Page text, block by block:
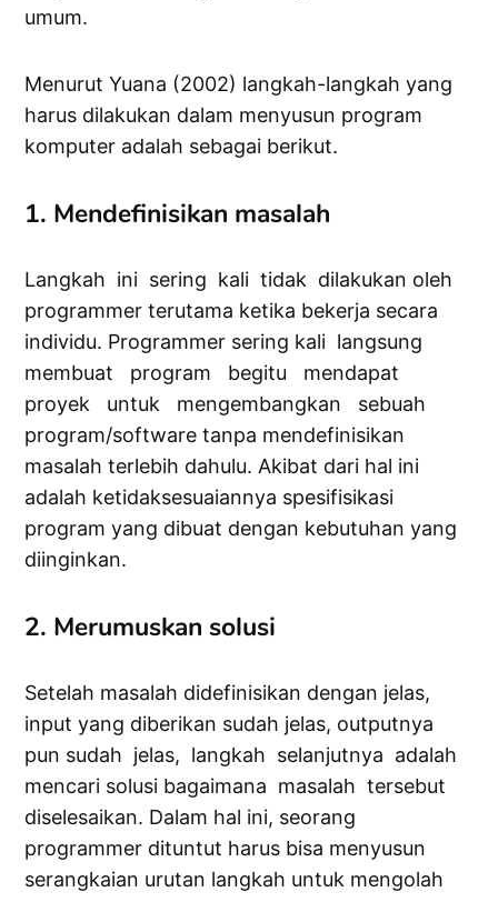
umum.
Menurut Yuana (2002) langkah-langkah yang
harus dilakukan dalam menyusun program
komputer adalah sebagai berikut.
1. Mendefinisikan masalah
Langkah ini sering kali tidak dilakukan oleh
programmer terutama ketika bekerja secara
individu. Programmer sering kali langsung
membuat program begitu mendapat
proyek untuk mengembangkan sebuah
program/software tanpa mendefinisikan
masalah terlebih dahulu. Akibat dari hal ini
adalah ketidaksesuaiannya spesifisikasi
program yang dibuat dengan kebutuhan yang
diinginkan.
2. Merumuskan solusi
Setelah masalah didefinisikan dengan jelas,
input yang diberikan sudah jelas, outputnya
pun sudah jelas, langkah selanjutnya adalah
mencari solusi bagaimana masalah tersebut
diselesaikan. Dalam hal ini, seorang
programmer dituntut harus bisa menyusun
serangkaian urutan langkah untuk mengolah